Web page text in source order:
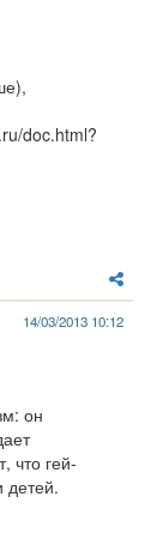
doc.html?
14/03/2013 10:12
он
что гей-
детей.